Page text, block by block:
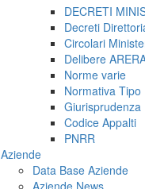
DECRETI
Decreti
Circolari
Delibere
Norme varie
Normativa Tipo
Giurisprudenza
Codice Appalti
PNRR
Aziende
Data Base Aziende
Aziende News